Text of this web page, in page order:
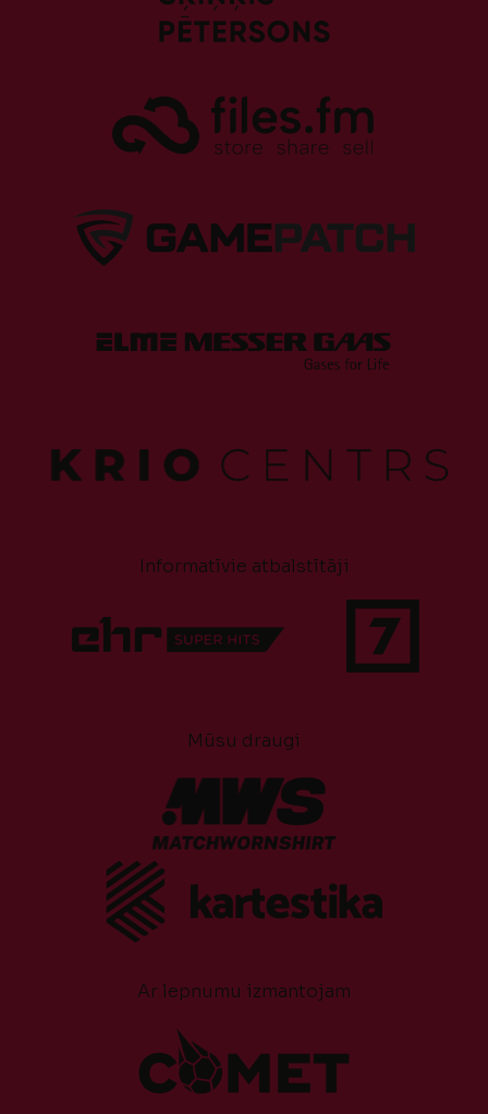
Informatīvie atbalstītāji
Mūsu draugi
Ar lepnumu izmantojam